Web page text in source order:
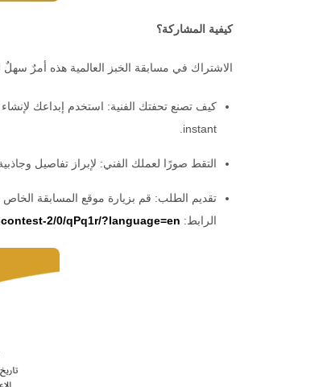
كيفية المشاركة؟
الاشتراك في مسابقة الخبز العالمية هذه أمرٌ سهلٌ
instant.
التقط صورًا لعملك الفني: لإبراز تفاصيل
تقديم الطلب: قم بزيارة موقع المسابقة
الرابط: 2/0/qPq1r/?language=en